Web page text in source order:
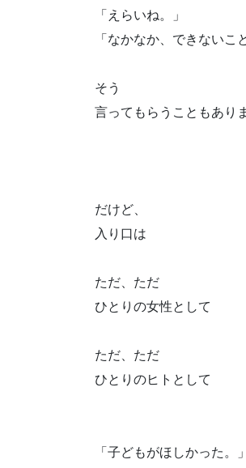
「えらいね。」
「なかなか、できないこ
そう
言ってもらうこともあり
だけど、
入り口は
ただ、ただ
ひとりの女性として
ただ、ただ
ひとりのヒトとして
「子どもがほしかった。」